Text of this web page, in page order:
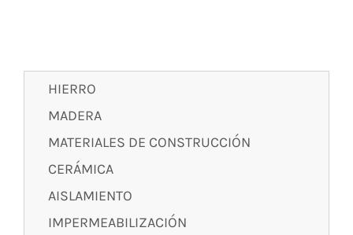
HIERRO
MADERA
MATERIALES DE CONSTRUCCIÓN
CERÁMICA
AISLAMIENTO
IMPERMEABILIZACIÓN